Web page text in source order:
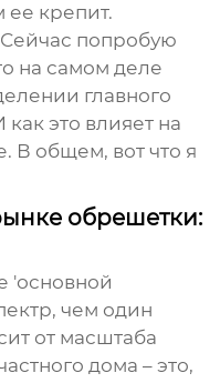
ее крепит.
попробую
на самом деле
главного
как это влияет на
В общем, вот что я
обрешетки:
'основной
чем один
от масштаба
дома – это,